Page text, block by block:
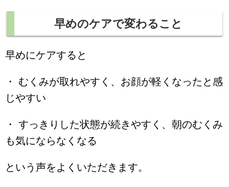
早めのケアで変わること
早めにケアすると
・ むくみが取れやすく、お顔が軽くなったと感
じやすい
・ すっきりした状態が続きやすく、朝のむくみ
も気にならなくなる
という声をよくいただきます。